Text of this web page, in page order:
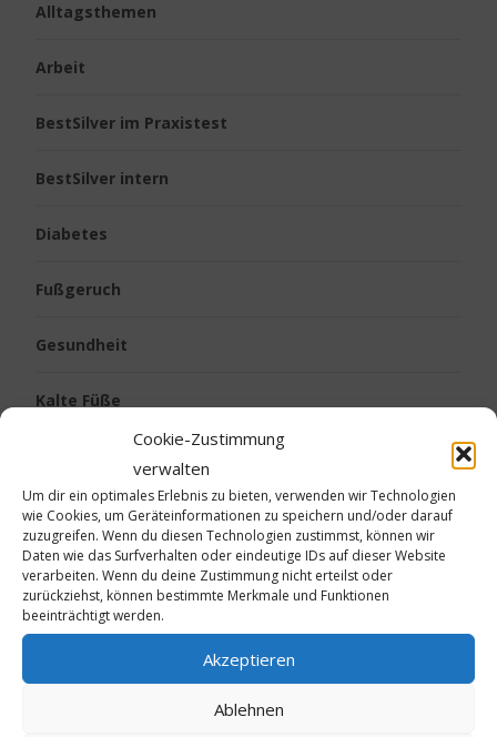
Cookie-Zustimmung
verwalten
Um dir ein optimales Erlebnis zu bieten, verwenden wir Technologien
wie Cookies, um Geräteinformationen zu speichern und/oder darauf
zuzugreifen. Wenn du diesen Technologien zustimmst, können wir
Daten wie das Surfverhalten oder eindeutige IDs auf dieser Website
verarbeiten. Wenn du deine Zustimmung nicht erteilst oder
zurückziehst, können bestimmte Merkmale und Funktionen
beeinträchtigt werden.
Akzeptieren
Ablehnen
Alltagsthemen
Arbeit
BestSilver im Praxistest
BestSilver intern
Diabetes
Fußgeruch
Gesundheit
Kalte Füße
Körpergeruch
Live vom Jakobsweg
Neurodermitis